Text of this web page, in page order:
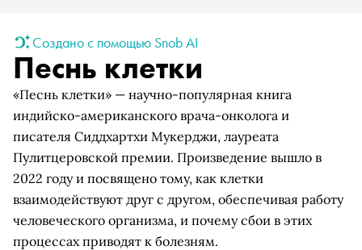
Создано с помощью Snob AI
Песнь клетки
«Песнь клетки» — научно-популярная книга
индийско-американского врача-онколога и
писателя Сиддхартхи Мукерджи, лауреата
Пулитцеровской премии. Произведение вышло в
2022 году и посвящено тому, как клетки
взаимодействуют друг с другом, обеспечивая работу
человеческого организма, и почему сбои в этих
процессах приводят к болезням.